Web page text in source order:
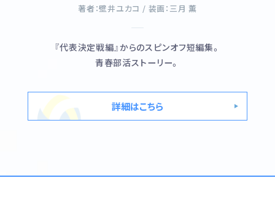
著者：壁井ユカコ / 装画：三月 薫
『代表決定戦編』からのスピンオフ短編集。
青春部活ストーリー。
詳細はこちら